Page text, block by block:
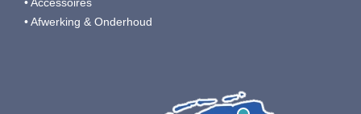
• Afwerking & Onderhoud